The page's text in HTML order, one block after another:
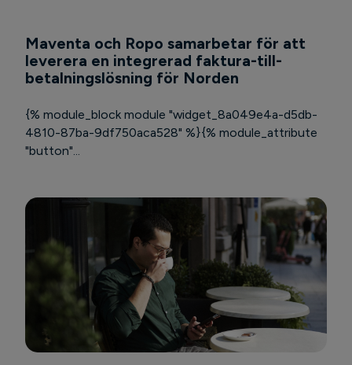
Maventa och Ropo samarbetar för att
leverera en integrerad faktura-till-
betalningslösning för Norden
{% module_block module "widget_8a049e4a-d5db-
4810-87ba-9df750aca528" %}{% module_attribute
"button"...